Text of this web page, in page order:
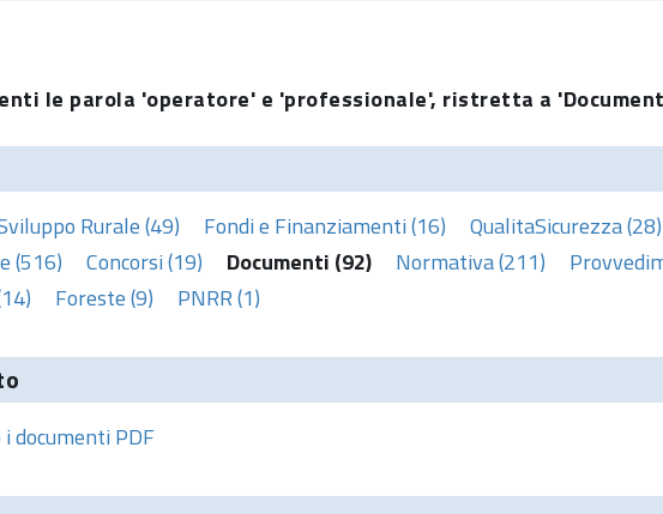
le parola 'operatore' e 'professionale', ristretta a
Rurale (49) Fondi e Finanziamenti (16) QualitaSicurezza (28)
(516) Concorsi (19) Documenti (92) Normativa (211)
Foreste (9) PNRR (1)
i documenti PDF